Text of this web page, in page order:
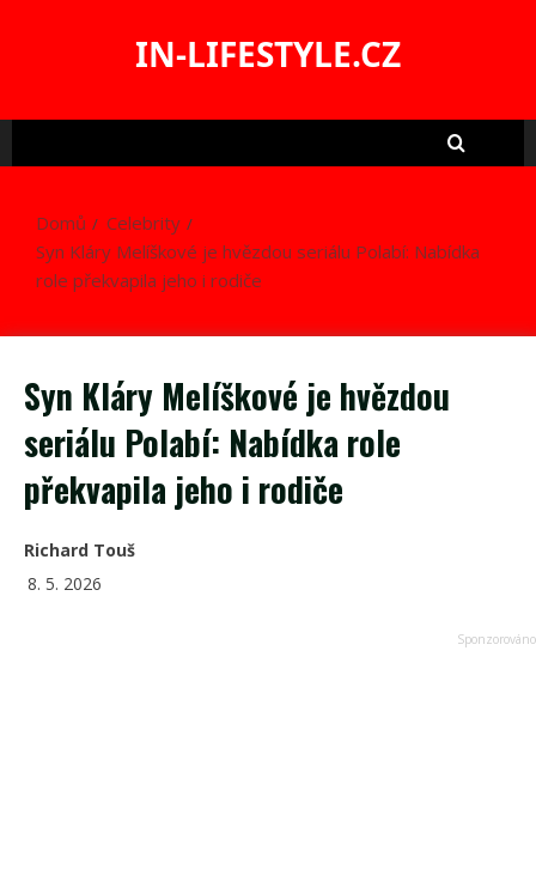
IN-LIFESTYLE.CZ
Domů
Celebrity
Syn Kláry Melíškové je hvězdou seriálu Polabí: Nabídka
role překvapila jeho i rodiče
Syn Kláry Melíškové je hvězdou
seriálu Polabí: Nabídka role
překvapila jeho i rodiče
Richard Touš
8. 5. 2026